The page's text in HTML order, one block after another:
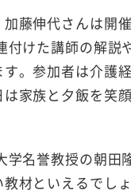
藤伸代さんは開
付けた講師の解
。参加者は介護
家族と夕飯を笑
学名誉教授の朝
材といえるでし